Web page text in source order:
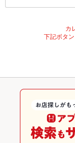
カ
下記ボタ